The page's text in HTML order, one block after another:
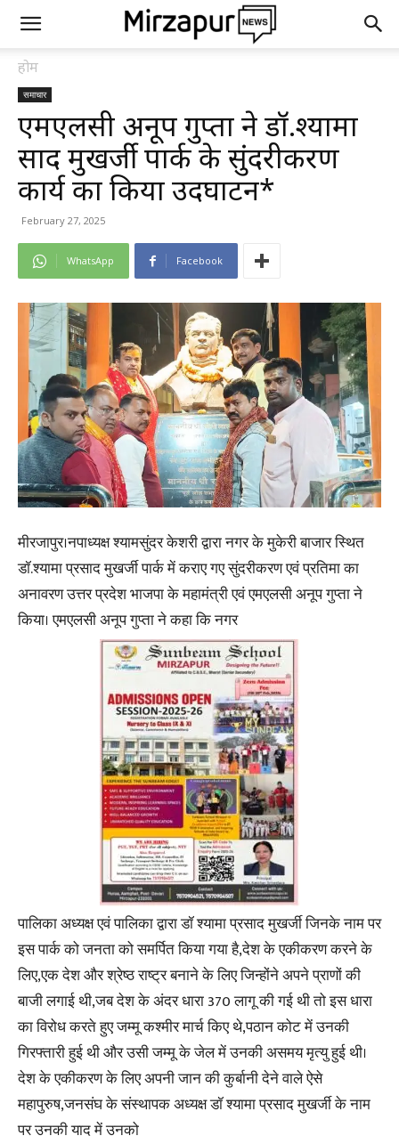
होम
समाचार
एमएलसी अनूप गुप्ता ने डॉ.श्यामा
प्रसाद मुखर्जी पार्क के सुंदरीकरण
कार्य का किया उदघाटन*
February 27, 2025
WhatsApp Facebook
मीरजापुर।नपाध्यक्ष श्यामसुंदर केशरी द्वारा नगर के मुकेरी बाजार स्थित
डॉ.श्यामा प्रसाद मुखर्जी पार्क में कराए गए सुंदरीकरण एवं प्रतिमा का
अनावरण उत्तर प्रदेश भाजपा के महामंत्री एवं एमएलसी अनूप गुप्ता ने
किया। एमएलसी अनूप गुप्ता ने कहा कि नगर
पालिका अध्यक्ष एवं पालिका द्वारा डॉ श्यामा प्रसाद मुखर्जी जिनके नाम पर
इस पार्क को जनता को समर्पित किया गया है,देश के एकीकरण करने के
लिए,एक देश और श्रेष्ठ राष्ट्र बनाने के लिए जिन्होंने अपने प्राणों की
बाजी लगाई थी,जब देश के अंदर धारा 370 लागू की गई थी तो इस धारा
का विरोध करते हुए जम्मू कश्मीर मार्च किए थे,पठान कोट में उनकी
गिरफ्तारी हुई थी और उसी जम्मू के जेल में उनकी असमय मृत्यु हुई थी।
देश के एकीकरण के लिए अपनी जान की कुर्बानी देने वाले ऐसे
महापुरुष,जनसंघ के संस्थापक अध्यक्ष डॉ श्यामा प्रसाद मुखर्जी के नाम
पर उनकी याद में उनको